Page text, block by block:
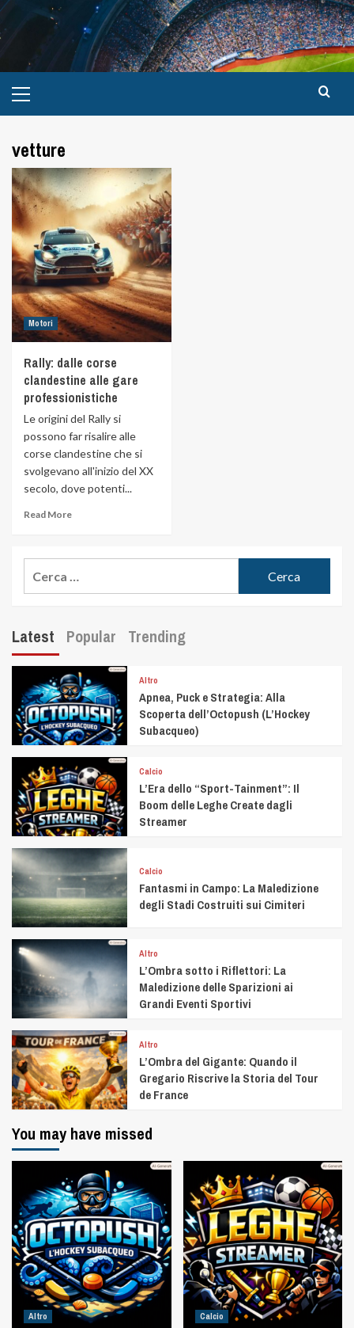
vetture
Motori
Rally: dalle corse
clandestine alle gare
professionistiche
Le origini del Rally si
possono far risalire alle
corse clandestine che si
svolgevano all'inizio del XX
secolo, dove potenti...
Read More
Latest Popular Trending
Altro
Apnea, Puck e Strategia: Alla
Scoperta dell’Octopush (L’Hockey
Subacqueo)
Calcio
L’Era dello “Sport-Tainment”: Il
Boom delle Leghe Create dagli
Streamer
Calcio
Fantasmi in Campo: La Maledizione
degli Stadi Costruiti sui Cimiteri
Altro
L’Ombra sotto i Riflettori: La
Maledizione delle Sparizioni ai
Grandi Eventi Sportivi
Altro
L’Ombra del Gigante: Quando il
Gregario Riscrive la Storia del Tour
de France
You may have missed
Altro Calcio